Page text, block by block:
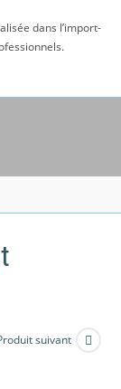
dans l’import-
suivant